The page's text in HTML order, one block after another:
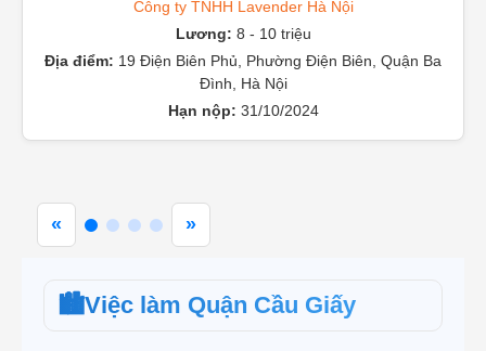
[Hà Nội] Tạp vụ thẩm mỹ viện - Đi làm ngay
Công ty TNHH Lavender Hà Nội
Lương:8 - 10 triệu
19 Điện Biên Phủ, Phường Điện Biên, Quận Ba
Đình, Hà Nội
Hạn nộp:31/10/2024
🏙️Việc làm Quận Cầu Giấy